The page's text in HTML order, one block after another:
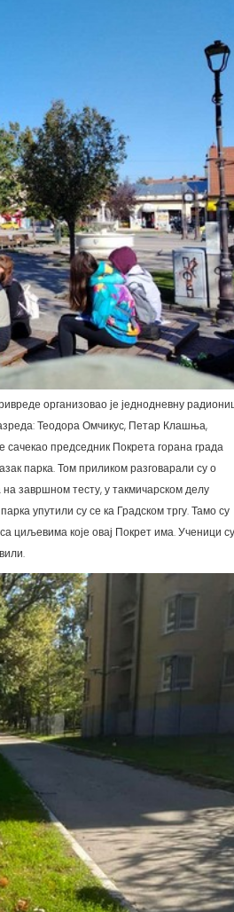
организовао је једнодневну
Теодора Омчикус, Петар Клашња,
сачекао председник Покрета горана града
парка. Том приликом разговарали су о
завршном тесту, у такмичарском делу
упутили су се ка Градском тргу. Тамо су
циљевима које овај Покрет има. Ученици су